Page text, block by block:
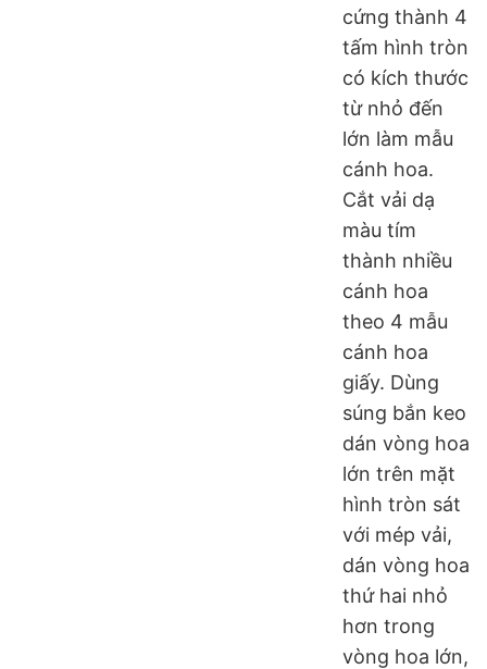
cứng thành 4
tấm hình tròn
có kích thước
từ nhỏ đến
lớn làm mẫu
cánh hoa.
Cắt vải dạ
màu tím
thành nhiều
cánh hoa
theo 4 mẫu
cánh hoa
giấy. Dùng
súng bắn keo
dán vòng hoa
lớn trên mặt
hình tròn sát
với mép vải,
dán vòng hoa
thứ hai nhỏ
hơn trong
vòng hoa lớn,